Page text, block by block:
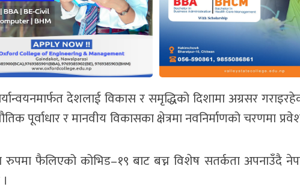
देशलाई विकास र समृद्धिको दिशामा अग्रसर
पूर्वाधार र मानवीय विकासका क्षेत्रमा नवनिर्माणको चरणमा
रुपमा फैलिएको कोभिड–१९ बाट बच्न विशेष सतर्कता अपनाउँदै